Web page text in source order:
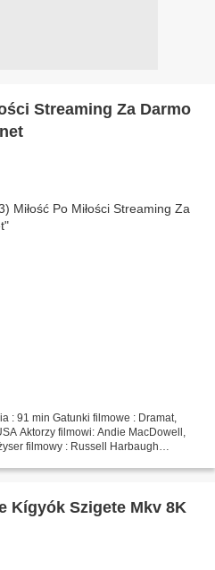
Streaming Za Darmo
: 91 min Gatunki filmowe : Dramat,
Aktorzy filmowi: Andie MacDowell,
filmowy : Russell Harbaugh
Kígyók Szigete Mkv 8K